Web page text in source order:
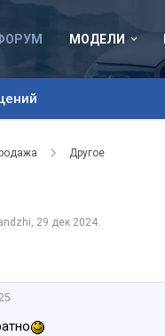
МОДЕЛИ
Другое
, 29 дек 2024.